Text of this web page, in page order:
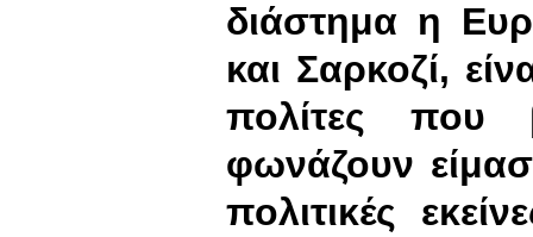
διάστημα η
και Σαρκοζί,
πολίτες που
φωνάζουν
πολιτικές